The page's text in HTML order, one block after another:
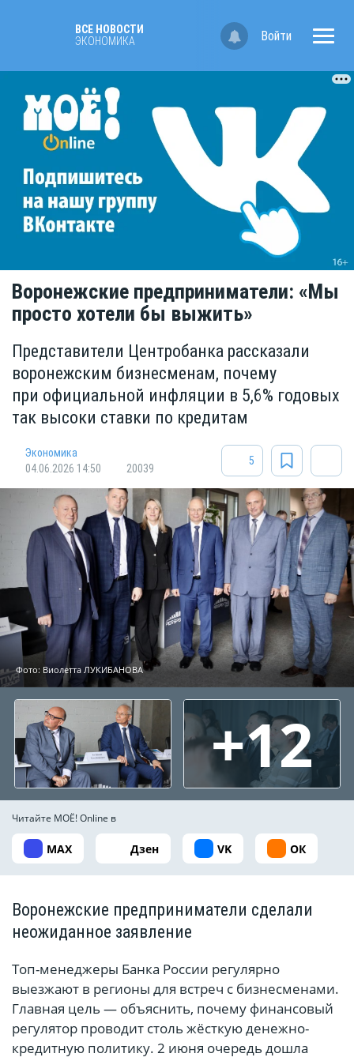
ВСЕ НОВОСТИ
ЭКОНОМИКА
Войти
Воронежские предприниматели: «Мы
просто хотели бы выжить»
Представители Центробанка рассказали
воронежским бизнесменам, почему
при официальной инфляции в 5,6% годовых
так высоки ставки по кредитам
Экономика
04.06.2026 14:50
20039
5
Фото: Виолетта ЛУКИБАНОВА
+12
Читайте МОЁ! Online в
MAX Дзен VK ОК
Воронежские предприниматели сделали
неожиданное заявление
Топ-менеджеры Банка России регулярно
выезжают в регионы для встреч с бизнесменами.
Главная цель — объяснить, почему финансовый
регулятор проводит столь жёсткую денежно-
кредитную политику. 2 июня очередь дошла